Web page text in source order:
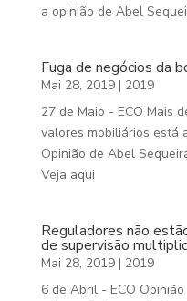
a opinião de Abel
Fuga de negócios da
Mai 28, 2019| 2019
27 de Maio - ECO Mais
valores mobiliários está
Opinião de Abel
Veja aqui
Reguladores não
de supervisão
Mai 28, 2019| 2019
6 de Abril - ECO